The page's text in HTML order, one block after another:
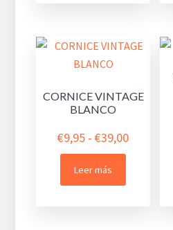
CORNICE VINTAGE
BLANCO
€9,95 - €39,00Rango
Leer más